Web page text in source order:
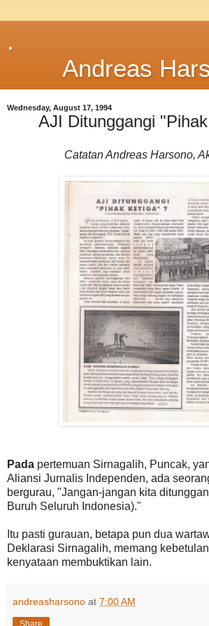
.
Andreas
Wednesday, August 17, 1994
AJI Ditunggangi
Catatan Andreas Harsono,
Pada pertemuan Sirnagalih, Puncak,
Aliansi Jurnalis Independen, ada
bergurau, "Jangan-jangan kita
Buruh Seluruh Indonesia)."
Itu pasti gurauan, betapa pun dua
Deklarasi Sirnagalih, memang
kenyataan membuktikan lain.
andreasharsono at 7:00 AM
Share